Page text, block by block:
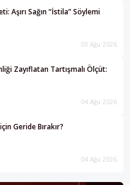
Aşırı Sağın “İstila” Söylemi
03 Ağu 2026
Zayıflatan Tartışmalı Ölçüt:
04 Ağu 2026
Geride Bırakır?
04 Ağu 2026